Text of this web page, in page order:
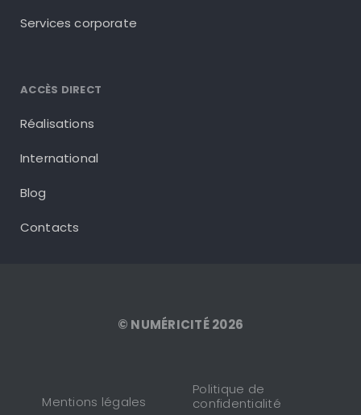
Services corporate
ACCÈS DIRECT
Réalisations
International
Blog
Contacts
© NUMÉRICITÉ 2026
Mentions légales
Politique de
confidentialité